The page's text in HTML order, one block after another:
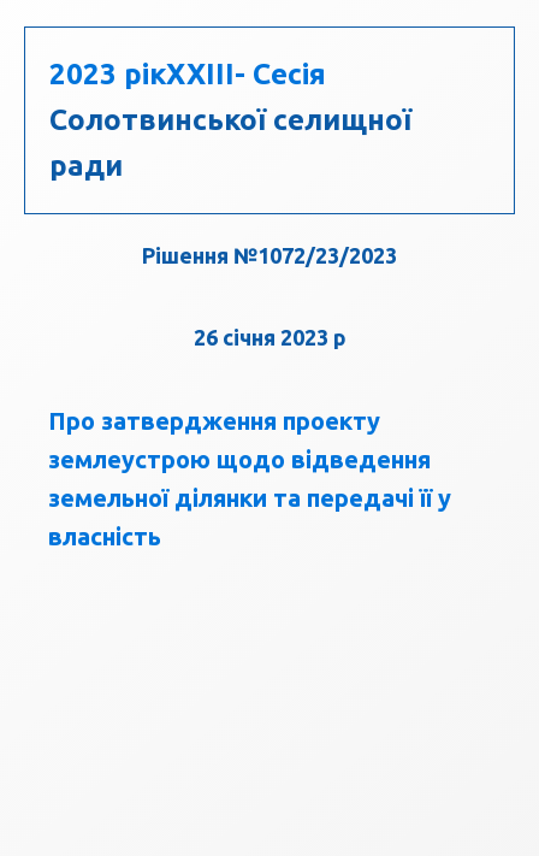
2023 рікXXIII- Сесія
Солотвинської селищної
ради
Рішення №1072/23/2023
26 січня 2023 р
Про затвердження проекту
землеустрою щодо відведення
земельної ділянки та передачі її у
власність